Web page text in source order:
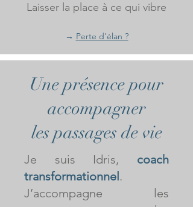
Laisser la place à ce qui vibre
→ Perte d'élan ?
Une présence pour
accompagner
les passages de vie
Je suis Idris, coach
transformationnel.
J’accompagne les